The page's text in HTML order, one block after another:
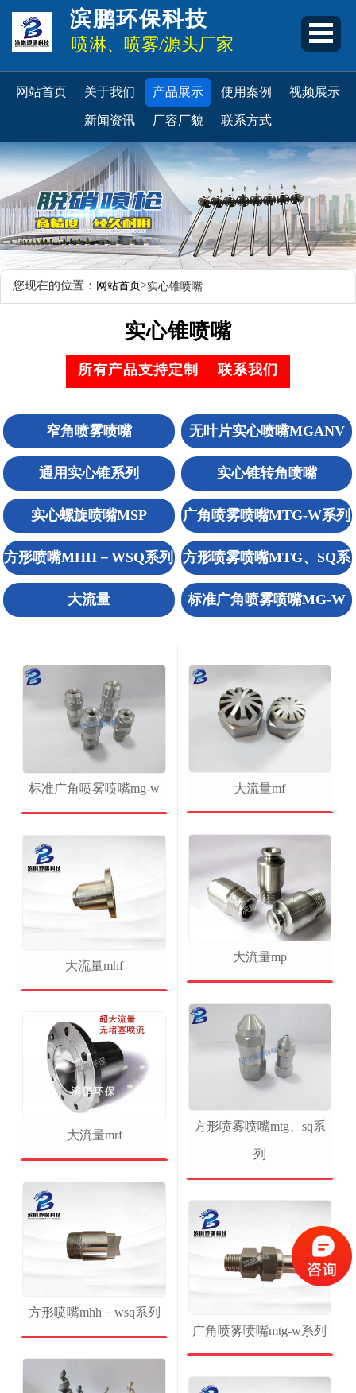
滨鹏环保科技
喷淋、喷雾/源头厂家
网站首页 关于我们 产品展示 使用案例 视频展示
新闻资讯 厂容厂貌 联系方式
您现在的位置： 网站首页>实心锥喷嘴
实心锥喷嘴
所有产品支持定制 联系我们
窄角喷雾喷嘴 无叶片实心喷嘴MGANV
通用实心锥系列 实心锥转角喷嘴
实心螺旋喷嘴MSP 广角喷雾喷嘴MTG-W系列
方形喷嘴MHH－WSQ系列 方形喷雾喷嘴MTG、SQ系
列
大流量 标准广角喷雾喷嘴MG-W
标准广角喷雾喷嘴mg-w
大流量mhf
大流量mrf
方形喷嘴mhh－wsq系列
大流量mf
大流量mp
方形喷雾喷嘴mtg、sq系
列
广角喷雾喷嘴mtg-w系列